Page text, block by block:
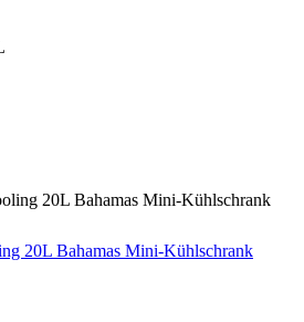
20L Bahamas Mini-Kühlschrank